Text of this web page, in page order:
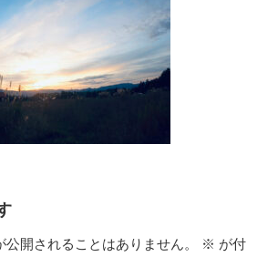
開されることはありません。 ※ が付